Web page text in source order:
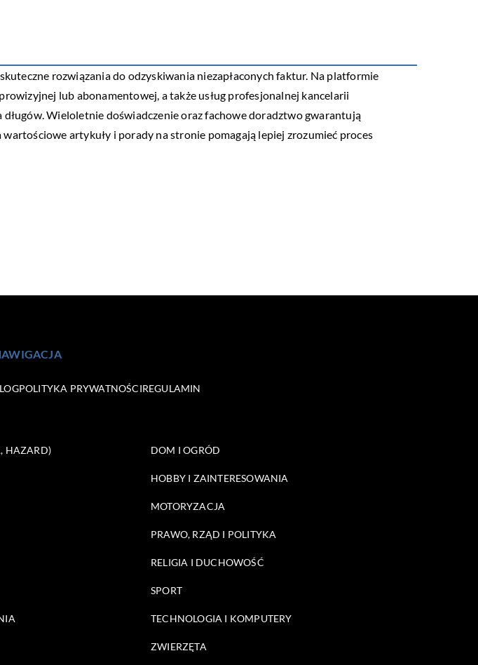
rozwiązania do odzyskiwania niezapłaconych faktur. Na platformie
lub abonamentowej, a także usług profesjonalnej kancelarii
Wieloletnie doświadczenie oraz fachowe doradztwo gwarantują
artykuły i porady na stronie pomagają lepiej zrozumieć proces
POLITYKA PRYWATNOŚCIREGULAMIN
HAZARD) DOM I OGRÓD
HOBBY I ZAINTERESOWANIA
MOTORYZACJA
PRAWO, RZĄD I POLITYKA
RELIGIA I DUCHOWOŚĆ
SPORT
TECHNOLOGIA I KOMPUTERY
ZWIERZĘTA